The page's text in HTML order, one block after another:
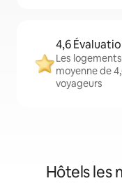
4,6
Les
moyenne de
voyageurs
Hôtels les